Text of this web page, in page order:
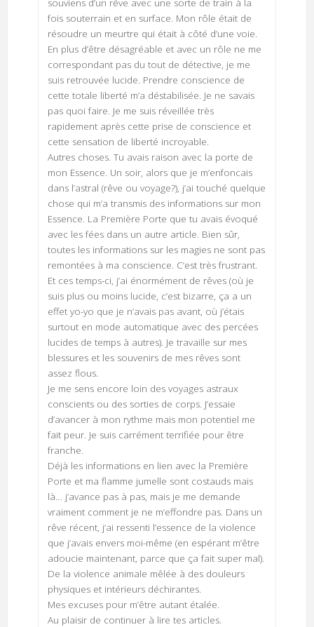
fois souterrain et en surface. Mon rôle était de
résoudre un meurtre qui était à côté d’une voie.
En plus d’être désagréable et avec un rôle ne me
correspondant pas du tout de détective, je me
suis retrouvée lucide. Prendre conscience de
cette totale liberté m’a déstabilisée. Je ne savais
pas quoi faire. Je me suis réveillée très
rapidement après cette prise de conscience et
cette sensation de liberté incroyable.
Autres choses. Tu avais raison avec la porte de
mon Essence. Un soir, alors que je m’enfoncais
dans l’astral (rêve ou voyage?), j’ai touché quelque
chose qui m’a transmis des informations sur mon
Essence. La Première Porte que tu avais évoqué
avec les fées dans un autre article. Bien sûr,
toutes les informations sur les magies ne sont pas
remontées à ma conscience. C’est très frustrant.
Et ces temps-ci, j’ai énormément de rêves (où je
suis plus ou moins lucide, c’est bizarre, ça a un
effet yo-yo que je n’avais pas avant, où j’étais
surtout en mode automatique avec des percées
lucides de temps à autres). Je travaille sur mes
blessures et les souvenirs de mes rêves sont
assez flous.
Je me sens encore loin des voyages astraux
conscients ou des sorties de corps. J’essaie
d’avancer à mon rythme mais mon potentiel me
fait peur. Je suis carrément terrifiée pour être
franche.
Déjà les informations en lien avec la Première
Porte et ma flamme jumelle sont costauds mais
là… j’avance pas à pas, mais je me demande
vraiment comment je ne m’effondre pas. Dans un
rêve récent, j’ai ressenti l’essence de la violence
que j’avais envers moi-même (en espérant m’être
adoucie maintenant, parce que ça fait super mal).
De la violence animale mêlée à des douleurs
physiques et intérieurs déchirantes.
Mes excuses pour m’être autant étalée.
Au plaisir de continuer à lire tes articles.